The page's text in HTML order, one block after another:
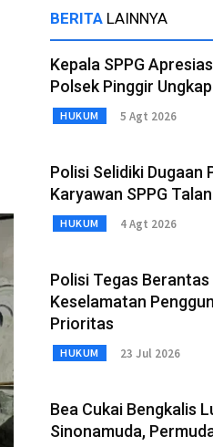
BERITA LAINNYA
Kepala SPPG
Polsek Pinggir
HUKUM 5 Agt 2026
Polisi Selidiki Dugaan
Karyawan SPPG
HUKUM 4 Agt 2026
Polisi Tegas Berantas
Keselamatan
Prioritas
HUKUM 23 Jul 2026
Bea Cukai Bengkalis
Sinonamuda,